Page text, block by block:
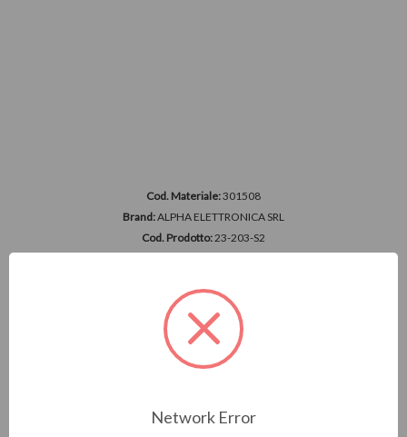
Cod. Materiale:301508
Brand:ALPHA ELETTRONICA SRL
Cod. Prodotto:23-203-S2
Accedi per vedere i prezzi
Network Error